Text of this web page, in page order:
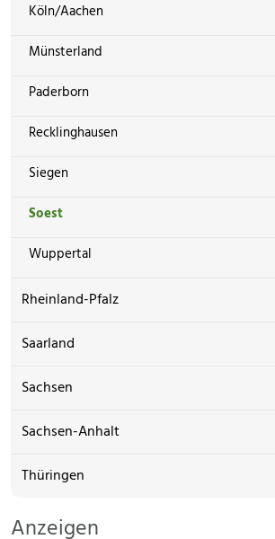
Köln/Aachen
Münsterland
Paderborn
Recklinghausen
Siegen
Soest
Wuppertal
Rheinland-Pfalz
Saarland
Sachsen
Sachsen-Anhalt
Thüringen
Anzeigen